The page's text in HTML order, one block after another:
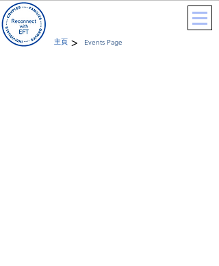
主頁 > Events Page